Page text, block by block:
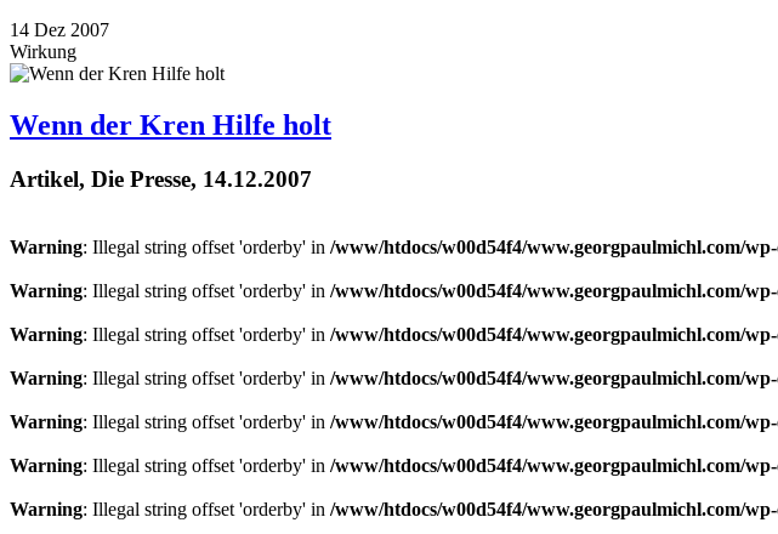
14 Dez 2007
Wirkung
Wenn der Kren Hilfe holt
Artikel, Die Presse, 14.12.2007
Warning: Illegal string offset 'orderby' in /www/htdocs/w00d54f4/www.georgpaulmichl.com/
Warning: Illegal string offset 'orderby' in /www/htdocs/w00d54f4/www.georgpaulmichl.com/
Warning: Illegal string offset 'orderby' in /www/htdocs/w00d54f4/www.georgpaulmichl.com/
Warning: Illegal string offset 'orderby' in /www/htdocs/w00d54f4/www.georgpaulmichl.com/
Warning: Illegal string offset 'orderby' in /www/htdocs/w00d54f4/www.georgpaulmichl.com/
Warning: Illegal string offset 'orderby' in /www/htdocs/w00d54f4/www.georgpaulmichl.com/
Warning: Illegal string offset 'orderby' in /www/htdocs/w00d54f4/www.georgpaulmichl.com/